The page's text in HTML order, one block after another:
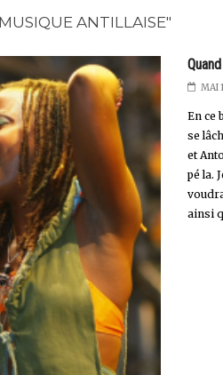
ANTILLAISE"
MAI
En ce
se
et
pé la.
ainsi